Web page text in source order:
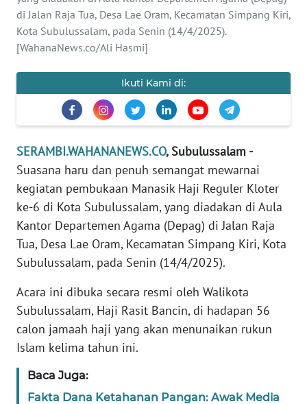
di Jalan Raja Tua, Desa Lae Oram, Kecamatan Simpang Kiri,
Kota Subulussalam, pada Senin (14/4/2025).
[WahanaNews.co/Ali Hasmi]
Ikuti Kami di:
SERAMBI.WAHANANEWS.CO, Subulussalam -
Suasana haru dan penuh semangat mewarnai
kegiatan pembukaan Manasik Haji Reguler Kloter
ke-6 di Kota Subulussalam, yang diadakan di Aula
Kantor Departemen Agama (Depag) di Jalan Raja
Tua, Desa Lae Oram, Kecamatan Simpang Kiri, Kota
Subulussalam, pada Senin (14/4/2025).
Acara ini dibuka secara resmi oleh Walikota
Subulussalam, Haji Rasit Bancin, di hadapan 56
calon jamaah haji yang akan menunaikan rukun
Islam kelima tahun ini.
Baca Juga:
Fakta Dana Ketahanan Pangan: Awak Media
PEDOMAN
MEDIA
SIBER
DISCLAIMER
Wahana
News
Regional
WN
SUMUT
WN
JABAR